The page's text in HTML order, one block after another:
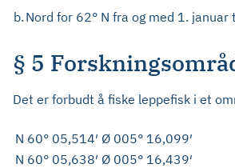
b. Nord for 62° N fra og med 1.
§ 5
Det er forbudt å fiske leppefisk i et
N 60° 05,514′ Ø 005° 16,099′
N 60° 05,638′ Ø 005° 16,439′